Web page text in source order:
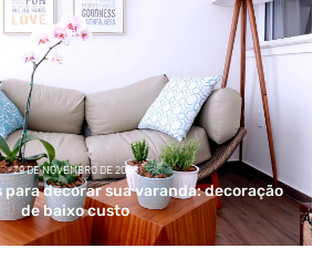
29 DE NOVEMBRO DE 2023
para decorar sua varanda: decoração
de baixo custo